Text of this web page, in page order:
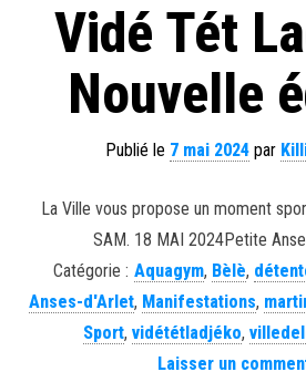
Vidé Tét
Nouvelle
Publié le 7 mai 2024par
La Ville vous propose un moment
SAM. 18 MAI 2024Petite
Catégorie : Aquagym, Bèlè,
Anses-d'Arlet, Manifestations,
Sport, vidététladjéko,
Laisser un